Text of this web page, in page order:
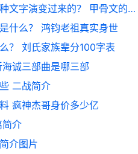
甲骨文是由哪一种文字演变过来的？ 甲骨文的来历和历史演变
什么？ 鸿钧老祖真实身世
？ 刘氏家族辈分100字表
诚三部曲是哪三部
二战简介
疯神杰哥身价多少亿
简介
介图片